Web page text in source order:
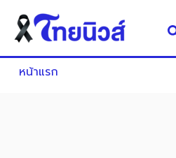
หน้าแรก